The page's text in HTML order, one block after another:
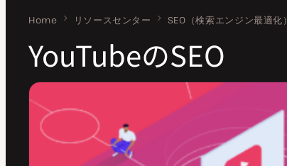
お問い合わせ
Home リソースセンター SEO（検索エンジン最適化）
YouTubeのSEO
YouTubeのSEO